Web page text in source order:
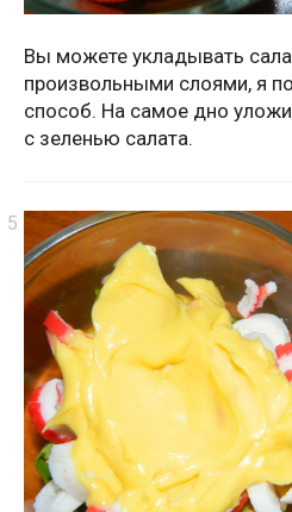
Вы можете укладывать
произвольными слоями, я
способ. На самое дно
с зеленью салата.